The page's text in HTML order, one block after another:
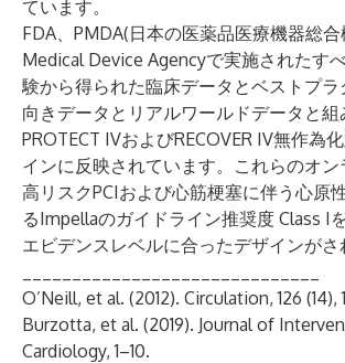
ています。
FDA、PMDA(日本の医薬品医療機器総
Medical Device Agencyで実施されたす
験から得られた臨床データとベストプ
向きデータとリアルワールドデータと組
PROTECT IVおよびRECOVER IV無作為
インに反映されています。これらのオン
高リスクPCIおよび心筋梗塞に伴う心原
るImpellaのガイドライン推奨度 Class I
エビデンスレベルに合ったデザインがさ
O’Neill, et al. (2012). Circulation, 126 (14),
Burzotta, et al. (2019). Journal of
Cardiology, 1–10.